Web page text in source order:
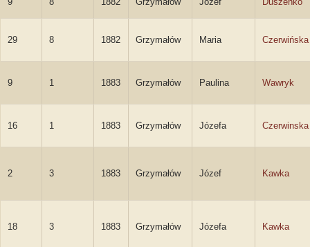
29 8 1882 Grzymałów Maria Czerwińska
9 1 1883 Grzymałów Paulina Wawryk
16 1 1883 Grzymałów Józefa Czerwinska
2 3 1883 Grzymałów Józef Kawka
18 3 1883 Grzymałów Józefa Kawka